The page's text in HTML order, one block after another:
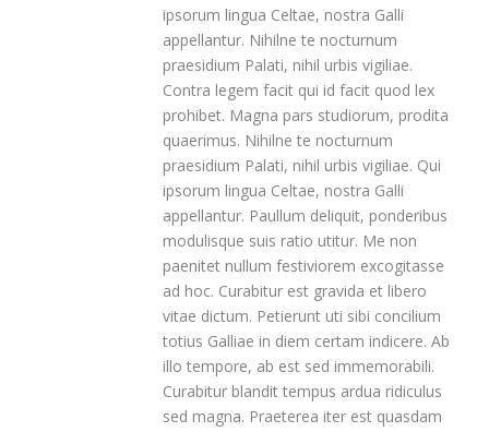
ipsorum lingua Celtae, nostra Galli
appellantur. Nihilne te nocturnum
praesidium Palati, nihil urbis vigiliae.
Contra legem facit qui id facit quod lex
prohibet. Magna pars studiorum, prodita
quaerimus. Nihilne te nocturnum
praesidium Palati, nihil urbis vigiliae. Qui
ipsorum lingua Celtae, nostra Galli
appellantur. Paullum deliquit, ponderibus
modulisque suis ratio utitur. Me non
paenitet nullum festiviorem excogitasse
ad hoc. Curabitur est gravida et libero
vitae dictum. Petierunt uti sibi concilium
totius Galliae in diem certam indicere. Ab
illo tempore, ab est sed immemorabili.
Curabitur blandit tempus ardua ridiculus
sed magna. Praeterea iter est quasdam